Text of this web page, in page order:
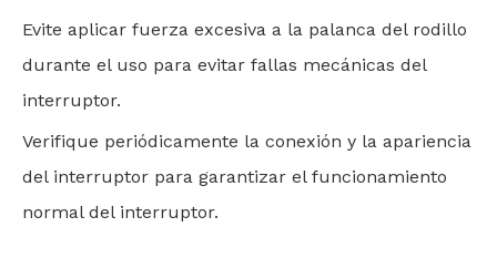
Evite aplicar fuerza excesiva a la palanca del rodillo
durante el uso para evitar fallas mecánicas del
interruptor.
Verifique periódicamente la conexión y la apariencia
del interruptor para garantizar el funcionamiento
normal del interruptor.